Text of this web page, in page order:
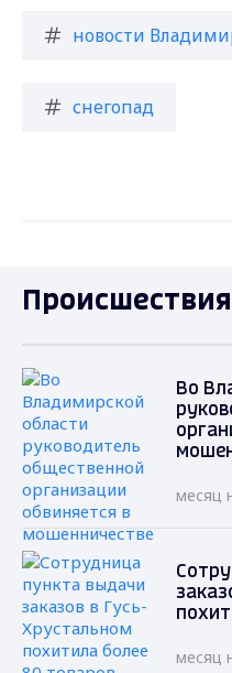
новости
снегопад
Происшествия
Во
месяц
месяц